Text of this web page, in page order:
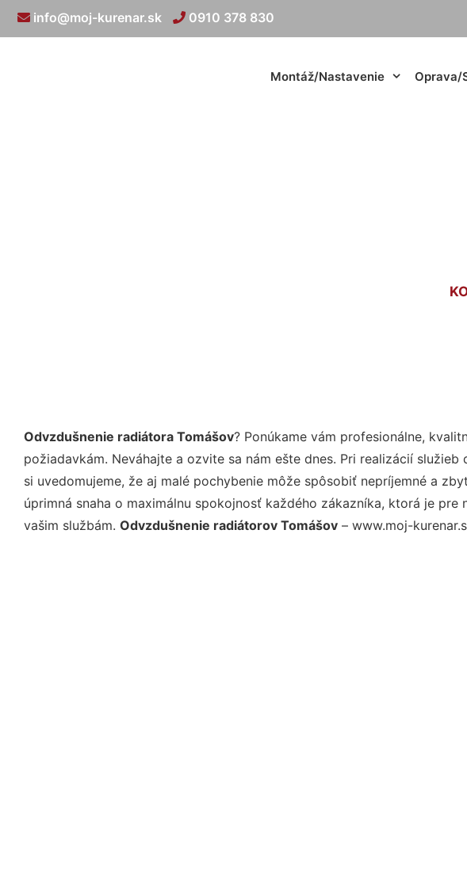
info@moj-kurenar.sk 0910 378 830
Montáž/Nastavenie Oprava/
Odvzdušnenie radiátora Tomášov? Ponúkame vám profesionálne,
požiadavkám. Neváhajte a ozvite sa nám ešte dnes. Pri realizácií
si uvedomujeme, že aj malé pochybenie môže spôsobiť nepríjemné a
úprimná snaha o maximálnu spokojnosť každého zákazníka, ktorá je
vašim službám. Odvzdušnenie radiátorov Tomášov – www.moj-